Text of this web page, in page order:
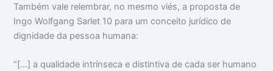
Também vale relembrar, no mesmo viés, a proposta de
Ingo Wolfgang Sarlet 10 para um conceito jurídico de
dignidade da pessoa humana:
“[…] a qualidade intrínseca e distintiva de cada ser humano